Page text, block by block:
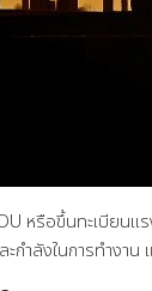
หรือขึ้นทะเบียนแ
กำลังในการทำงา